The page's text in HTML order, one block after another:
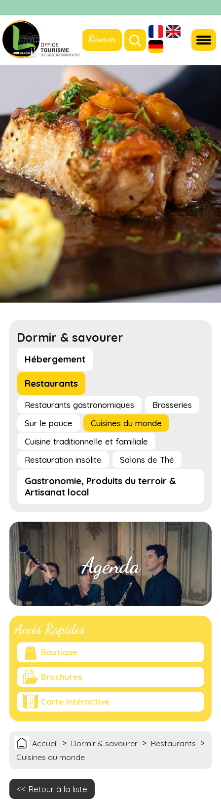
Réserver
Dormir & savourer
Hébergement
Restaurants
Restaurants gastronomiques
Brasseries
Sur le pouce
Cuisines du monde
Cuisine traditionnelle et familiale
Restauration insolite
Salons de Thé
Gastronomie, Produits du terroir &
Artisanat local
Agenda
Accès Rapides
Boutique
Brochures
Carte Intéractive
Accueil > Dormir & savourer > Restaurants >
Cuisines du monde
Retour à la liste